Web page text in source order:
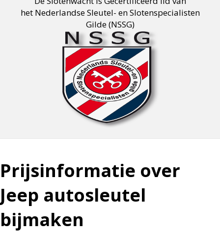
het Nederlandse Sleutel- en Slotenspecialisten
Gilde (NSSG)
Prijsinformatie over
Jeep autosleutel
bijmaken